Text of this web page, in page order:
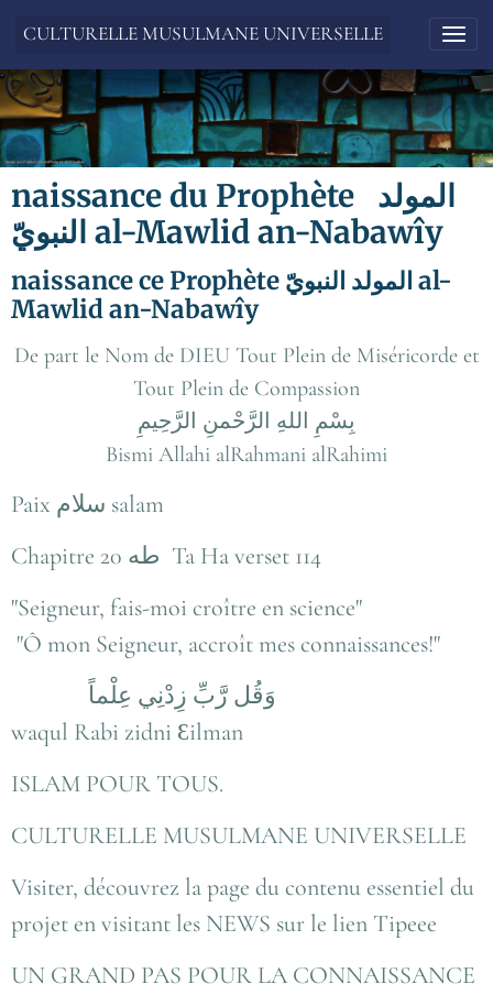
CULTURELLE MUSULMANE UNIVERSELLE
naissance du Prophète المولد
النبويّ al-Mawlid an-Nabawîy
naissance ce Prophète المولد النبويّ al-
Mawlid an-Nabawîy
De part le Nom de DIEU Tout Plein de Miséricorde et
Tout Plein de Compassion
بِسْمِ اللهِ الرَّحْمنِ الرَّحِيمِ
Bismi Allahi alRahmani alRahimi
Paix سلام salam
Chapitre 20 طه Ta Ha verset 114
"Seigneur, fais-moi croître en science"
"Ô mon Seigneur, accroît mes connaissances!"
وَقُل رَّبِّ زِدْنِي عِلْماً
waqul Rabi zidni Ɛilman
ISLAM POUR TOUS.
CULTURELLE MUSULMANE UNIVERSELLE
Visiter, découvrez la page du contenu essentiel du
projet en visitant les NEWS sur le lien Tipeee
UN GRAND PAS POUR LA CONNAISSANCE